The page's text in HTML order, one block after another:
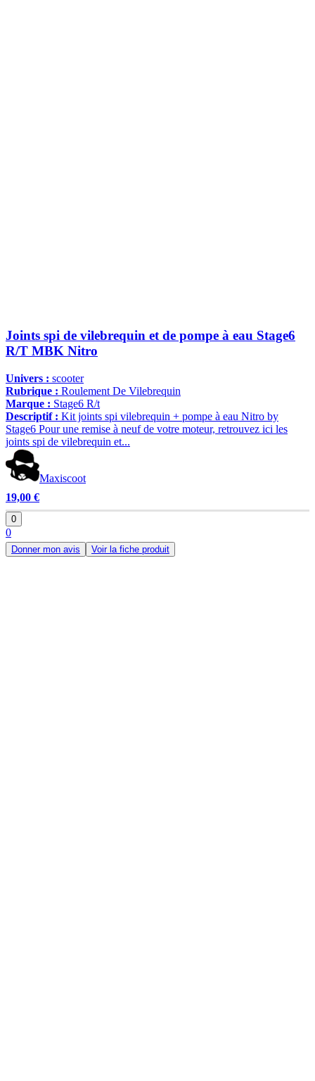
Joints spi de vilebrequin et de pompe à eau Stage6
R/T MBK Nitro
Univers : scooter
Rubrique : Roulement De Vilebrequin
Marque : Stage6 R/t
Descriptif : Kit joints spi vilebrequin + pompe à eau Nitro by
Stage6 Pour une remise à neuf de votre moteur, retrouvez ici les
joints spi de vilebrequin et...
Maxiscoot
19,00 €
0
0
Donner mon avis Voir la fiche produit